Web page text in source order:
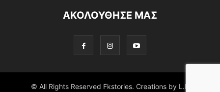
ΑΚΟΛΟΥΘΗΣΕ ΜΑΣ
© All Rights Reserved Fkstories. Creations by L.K